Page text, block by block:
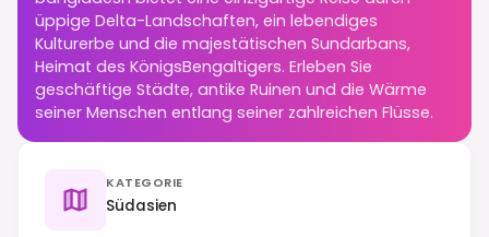
üppige Delta-Landschaften, ein lebendiges
Kulturerbe und die majestätischen Sundarbans,
Heimat des KönigsBengaltigers. Erleben Sie
geschäftige Städte, antike Ruinen und die Wärme
seiner Menschen entlang seiner zahlreichen Flüsse.
KATEGORIE
Südasien